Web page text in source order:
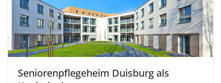
Seniorenpflegeheim Duisburg als